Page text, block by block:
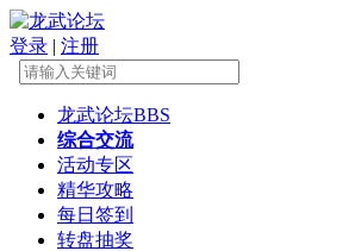
登录 | 注册
龙武论坛BBS
综合交流
活动专区
精华攻略
每日签到
转盘抽奖